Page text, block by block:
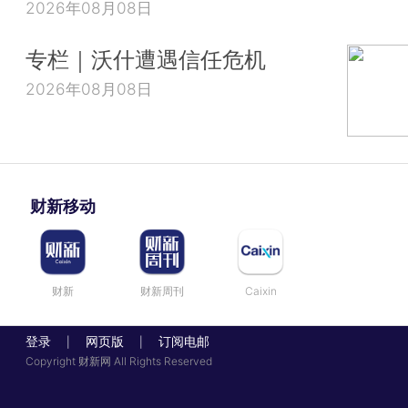
2026年08月08日
专栏｜沃什遭遇信任危机
2026年08月08日
财新移动
财新 财新周刊 Caixin
登录 网页版 订阅电邮
Copyright 财新网 All Rights Reserved